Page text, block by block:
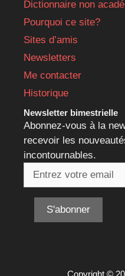
Dictionnaire non
Pourquoi ce site?
Sites d’amis
Newsletters
Me contacter
Historique
Newsletter bimestrielle
Abonnez-vous à la
recevoir les
incontournables.
Copyright ©